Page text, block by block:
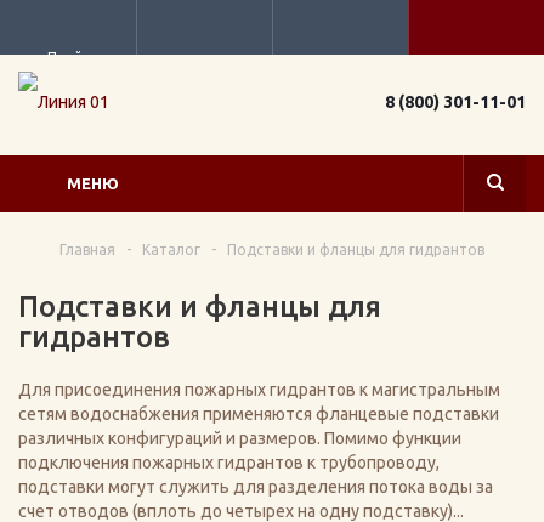
Прайс
8 (800) 301-11-01
МЕНЮ
Главная - Каталог - Подставки и фланцы для гидрантов
Подставки и фланцы для
гидрантов
Для присоединения пожарных гидрантов к магистральным
сетям водоснабжения применяются фланцевые подставки
различных конфигураций и размеров. Помимо функции
подключения пожарных гидрантов к трубопроводу,
подставки могут служить для разделения потока воды за
счет отводов (вплоть до четырех на одну подставку)...